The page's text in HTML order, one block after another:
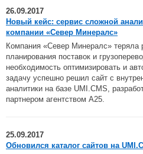
26.09.2017
Новый кейс: сервис сложной
компании «Север Минералс»
Компания «Север Минералс» теряла
планирования поставок и
необходимость оптимизировать и
задачу успешно решил сайт с
аналитики на базе UMI.CMS,
партнером агентством А25.
25.09.2017
Обновился каталог сайтов на